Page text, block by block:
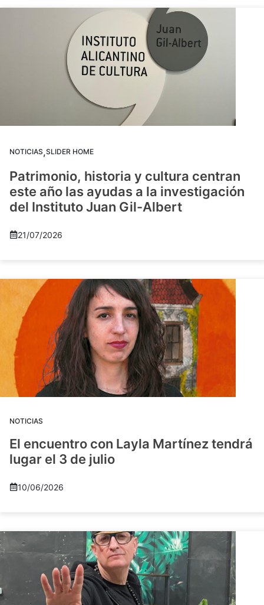
NOTICIAS,SLIDER HOME
Patrimonio, historia y cultura centran
este año las ayudas a la investigación
del Instituto Juan Gil-Albert
21/07/2026
NOTICIAS
El encuentro con Layla Martínez tendrá
lugar el 3 de julio
10/06/2026